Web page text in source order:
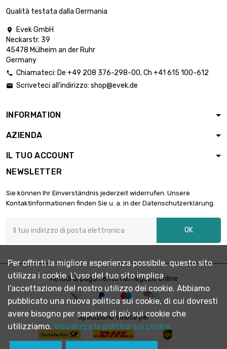
Qualità testata dalla Germania

Evek GmbH
Neckarstr. 39
45478 Mülheim an der Ruhr
Germany
 Chiamateci: De +49 208 376-298-00, Ch +41 615 100-612
 Scriveteci all'indirizzo: shop@evek.de
INFORMATION
AZIENDA
IL TUO ACCOUNT
NEWSLETTER
Sie können Ihr Einverständnis jederzeit widerrufen. Unsere
Kontaktinformationen finden Sie u. a. in der Datenschutzerklärung.
OK
Metodi di pagamento nel negozio online
Spedizione veloce per
Per offrirti la migliore esperienza possibile, questo sito
utilizza i cookie. L’uso del tuo sito implica
l’accettazione del nostro utilizzo dei cookie. Abbiamo
pubblicato una nuova politica sui cookie, di cui dovresti
avere bisogno per saperne di più sui cookie che
utilizziamo. Visualizza la politica sui cookie.